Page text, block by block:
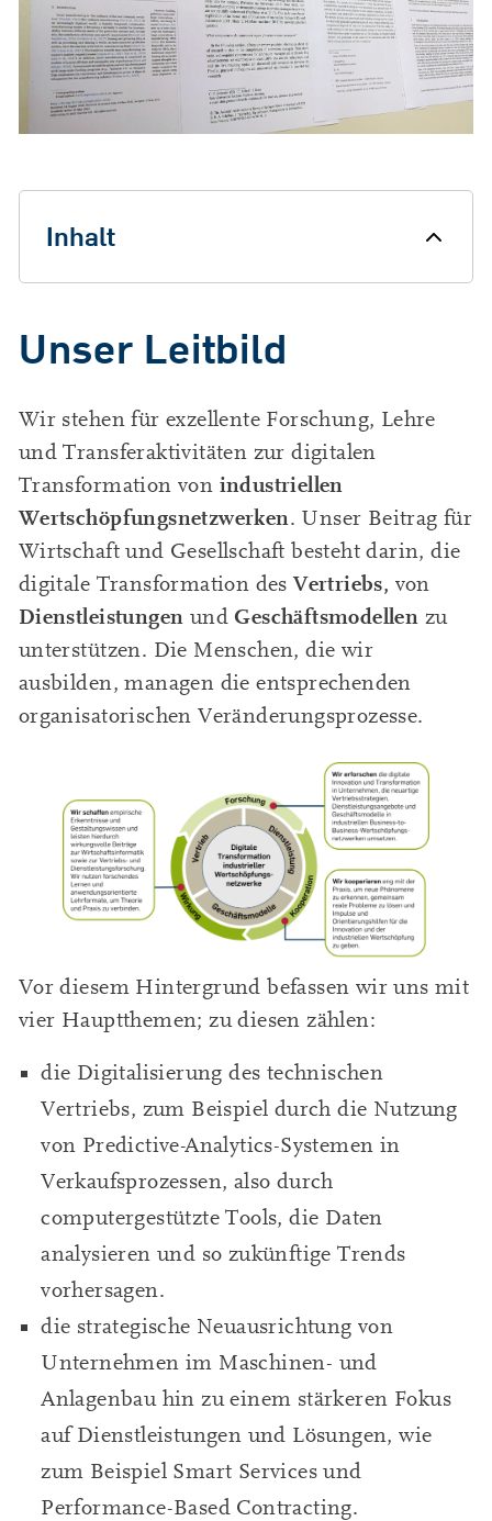
Inhalt
Laufende Projekte
Publikationen
Unser Leitbild
Wir stehen für exzellente Forschung, Lehre
und Transferaktivitäten zur digitalen
Transformation von industriellen
Wertschöpfungsnetzwerken. Unser Beitrag für
Wirtschaft und Gesellschaft besteht darin, die
digitale Transformation desVertriebs, von
Dienstleistungen undGeschäftsmodellen zu
unterstützen. Die Menschen, die wir
ausbilden, managen die entsprechenden
organisatorischen Veränderungsprozesse.
Vor diesem Hintergrund befassen wir uns mit
vier Hauptthemen; zu diesen zählen:
die Digitalisierung des technischen
Vertriebs, zum Beispiel durch die Nutzung
von Predictive-Analytics-Systemen in
Verkaufsprozessen, also durch
computergestützte Tools, die Daten
analysieren und so zukünftige Trends
vorhersagen.
die strategische Neuausrichtung von
Unternehmen im Maschinen- und
Anlagenbau hin zu einem stärkeren Fokus
auf Dienstleistungen und Lösungen, wie
zum Beispiel Smart Services und
Performance-Based Contracting.